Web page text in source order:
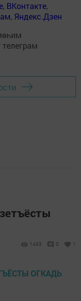
, ВКонтакте,
, Яндекс.Дзен
телеграм
1433 0 1